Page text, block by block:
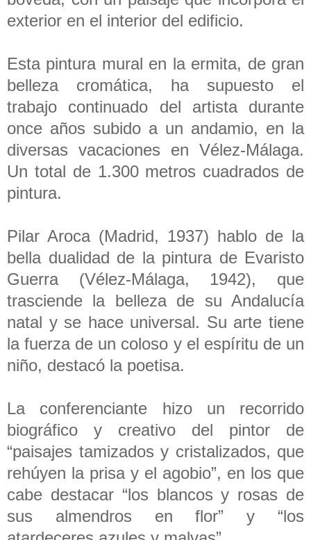
exterior en el interior del edificio.
Esta pintura mural en la ermita, de gran
belleza cromática, ha supuesto el
trabajo continuado del artista durante
once años subido a un andamio, en la
diversas vacaciones en Vélez-Málaga.
Un total de 1.300 metros cuadrados de
pintura.
Pilar Aroca (Madrid, 1937) hablo de la
bella dualidad de la pintura de Evaristo
Guerra (Vélez-Málaga, 1942), que
trasciende la belleza de su Andalucía
natal y se hace universal. Su arte tiene
la fuerza de un coloso y el espíritu de un
niño, destacó la poetisa.
La conferenciante hizo un recorrido
biográfico y creativo del pintor de
“paisajes tamizados y cristalizados, que
rehúyen la prisa y el agobio”, en los que
cabe destacar “los blancos y rosas de
sus almendros en flor” y “los